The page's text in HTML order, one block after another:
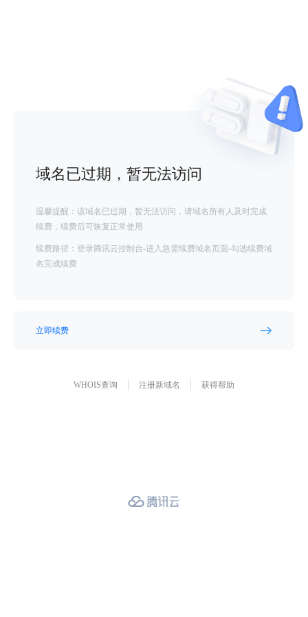
域名已过期，暂无法访问
温馨提醒：该域名已过期，暂无法访问，请域名所有人及时完成
续费，续费后可恢复正常使用
续费路径：登录腾讯云控制台-进入急需续费域名页面-勾选续费域
名完成续费
立即续费
WHOIS查询 注册新域名 获得帮助